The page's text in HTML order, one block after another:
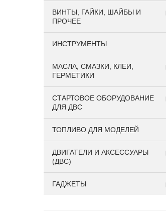
ВИНТЫ, ГАЙКИ, ШАЙБЫ И
ПРОЧЕЕ
ИНСТРУМЕНТЫ
МАСЛА, СМАЗКИ, КЛЕИ,
ГЕРМЕТИКИ
СТАРТОВОЕ ОБОРУДОВАНИЕ
ДЛЯ ДВС
ТОПЛИВО ДЛЯ МОДЕЛЕЙ
ДВИГАТЕЛИ И АКСЕССУАРЫ
(ДВС)
ГАДЖЕТЫ